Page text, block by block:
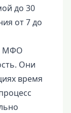
до 30
от 7 до
МФО
Они
время